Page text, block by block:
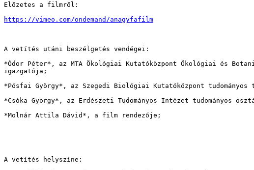
Előzetes a filmről:
https://vimeo.com/ondemand/anagyfafilm
A vetítés utáni beszélgetés vendégei:
*Ódor Péter*, az MTA Ökológiai Kutatóközpont Ökológiai és
igazgatója;
*Pósfai György*, az Szegedi Biológiai Kutatóközpont tudományos
*Csóka György*, az Erdészeti Tudományos Intézet tudományos
*Molnár Attila Dávid*, a film rendezője;
A vetítés helyszíne: